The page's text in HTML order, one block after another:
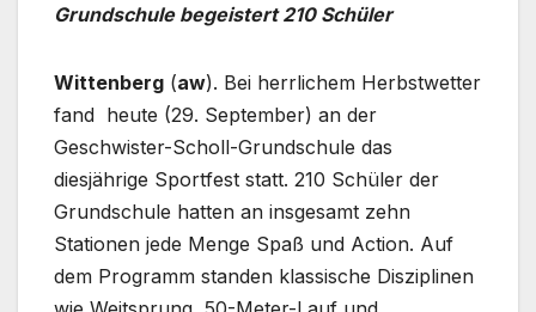
Grundschule begeistert 210 Schüler
Wittenberg (aw). Bei herrlichem Herbstwetter
fand heute (29. September) an der
Geschwister-Scholl-Grundschule das
diesjährige Sportfest statt. 210 Schüler der
Grundschule hatten an insgesamt zehn
Stationen jede Menge Spaß und Action. Auf
dem Programm standen klassische Disziplinen